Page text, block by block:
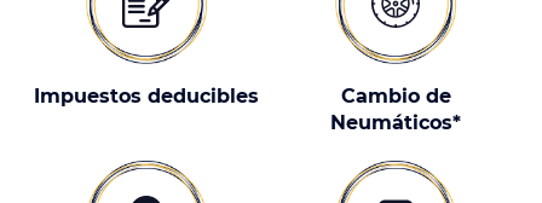
Impuestos deducibles
Cambio de
Neumáticos*